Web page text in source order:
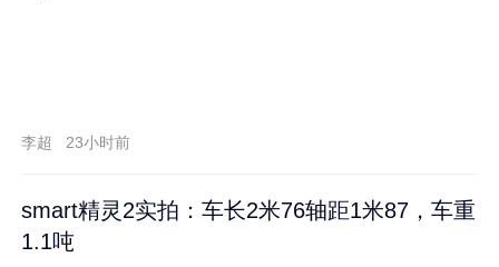
李超 23小时前
smart精灵2实拍：车长2米76轴距1米87，车重
1.1吨